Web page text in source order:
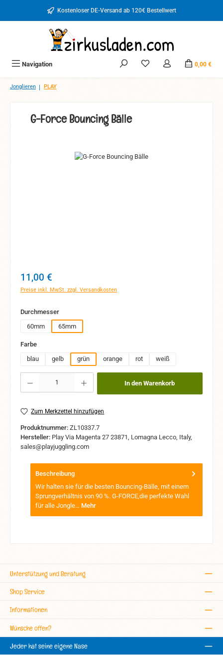
Zum Hauptinhalt springenKostenloser DE-Versand ab 120€ Bestellwert
Navigation Du hast 0 Produkte auf
0,00 €
Jonglieren | PLAY
G-Force Bouncing Bälle
Bildergalerie überspringen
Regulärer Preis:
11,00 €
Preise inkl. MwSt. zzgl. Versandkosten
Durchmesserauswählen
60mm
65mm
Farbeauswählen
blau
gelb grün orange rot weiß
Produkt Anzahl: Gib den gewünschten Wert ein oder benutze die Schaltflächen
In den Warenkorb
Zum Merkzettel hinzufügen
Produktnummer: ZL10337.7
Hersteller: Play Via Magenta 27 23871, Lomagna Lecco, Italy,
sales@playjuggling.com
Beschreibung
Wir halten sie für die besten Bouncing-Bälle, mit einem
Sprungverhältnis von 90 %. G-FORCE,die perfekte Wahl
für alle Jongle… Mehr
Unterstützung und Beratung
Shop Service
Informationen
Wünsche offen?
Jeder hat seine eigene Nase